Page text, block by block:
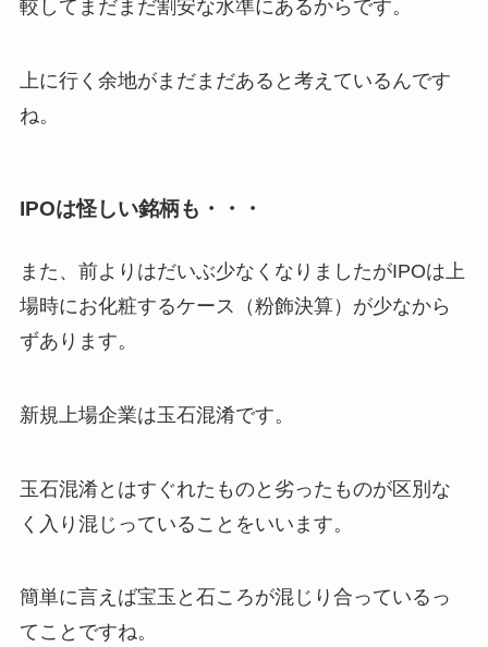
較してまだまだ割安な水準にあるからです。
上に行く余地がまだまだあると考えているんです
ね。
IPOは怪しい銘柄も・・・
また、前よりはだいぶ少なくなりましたがIPOは上
場時にお化粧するケース（粉飾決算）が少なから
ずあります。
新規上場企業は玉石混淆です。
玉石混淆とはすぐれたものと劣ったものが区別な
く入り混じっていることをいいます。
簡単に言えば宝玉と石ころが混じり合っているっ
てことですね。